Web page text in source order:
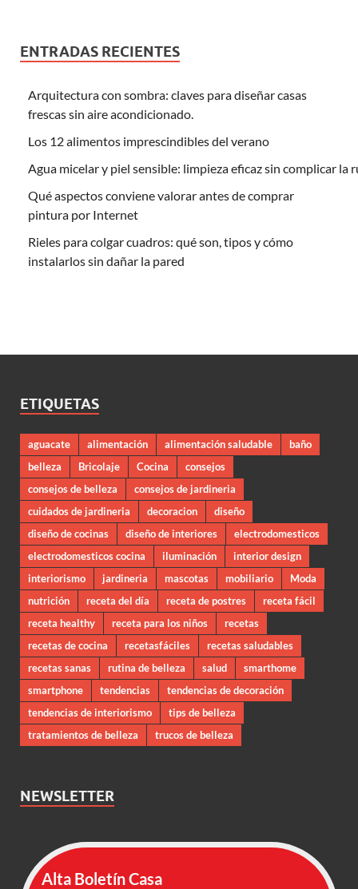
ENTRADAS RECIENTES
Arquitectura con sombra: claves para diseñar casas
frescas sin aire acondicionado.
Los 12 alimentos imprescindibles del verano
Agua micelar y piel sensible: limpieza eficaz sin complicar la
Qué aspectos conviene valorar antes de comprar
pintura por Internet
Rieles para colgar cuadros: qué son, tipos y cómo
instalarlos sin dañar la pared
ETIQUETAS
aguacate alimentación alimentación saludable
baño
belleza
Bricolaje Cocina
consejos
consejos de belleza
consejos de jardineria
cuidados de jardineria
decoracion
diseño
diseño de cocinas
diseño de interiores
electrodomesticos
electrodomesticos cocina
iluminación
interior design
interiorismo
jardineria mascotas mobiliario
Moda
nutrición
receta del día receta de postres
receta fácil
receta healthy
receta para los niños
recetas
recetas de cocina
recetasfáciles
recetas saludables
recetas sanas
rutina de belleza salud
smarthome
smartphone
tendencias
tendencias de decoración
tendencias de interiorismo
tips de belleza
tratamientos de belleza
trucos de belleza
NEWSLETTER
Alta Boletín Casa